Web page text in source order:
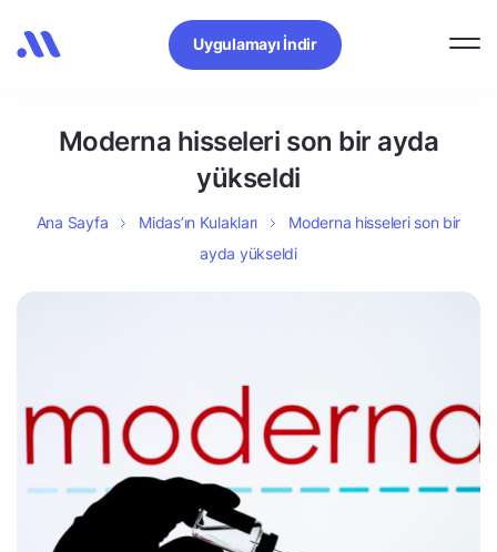
Uygulamayı İndir
Moderna hisseleri son bir ayda
yükseldi
Ana Sayfa Midas’ın Kulakları
Moderna hisseleri son bir
ayda yükseldi